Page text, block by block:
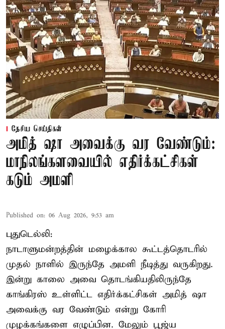
தேசிய செய்திகள்
அமித் ஷா அவைக்கு வர வேண்டும்:
மாநிலங்களவையில் எதிர்க்கட்சிகள்
கடும் அமளி
Published on: 06 Aug 2026, 9:53 am
புதுடெல்லி:
நாடாளுமன்றத்தின் மழைக்கால கூட்டத்தொடரில்
முதல் நாளில் இருந்தே அமளி நீடித்து வருகிறது.
இன்று காலை அவை தொடங்கியதிலிருந்தே
காங்கிரஸ் உள்ளிட்ட எதிர்க்கட்சிகள் அமித் ஷா
அவைக்கு வர வேண்டும் என்று கோரி
முழக்கங்களை எழுப்பின. மேலும் பூஜ்ய